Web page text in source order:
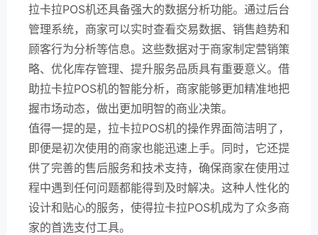
拉卡拉POS机还具备强大的数据分析功能。通过后台
管理系统，商家可以实时查看交易数据、销售趋势和
顾客行为分析等信息。这些数据对于商家制定营销策
略、优化库存管理、提升服务品质具有重要意义。借
助拉卡拉POS机的智能分析，商家能够更加精准地把
握市场动态，做出更加明智的商业决策。
值得一提的是，拉卡拉POS机的操作界面简洁明了，
即便是初次使用的商家也能迅速上手。同时，它还提
供了完善的售后服务和技术支持，确保商家在使用过
程中遇到任何问题都能得到及时解决。这种人性化的
设计和贴心的服务，使得拉卡拉POS机成为了众多商
家的首选支付工具。